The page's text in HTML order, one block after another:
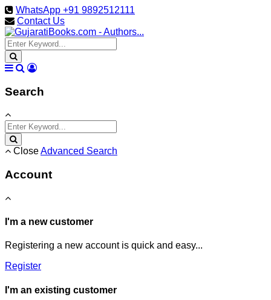
WhatsApp +91 9892512111
Contact Us
Search
CloseAdvanced Search
Account
I'm a new customer
Registering a new account is quick and easy...
Register
I'm an existing customer